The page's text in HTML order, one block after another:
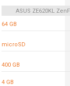
ASUS ZE620KL
64 GB
microSD
400 GB
4 GB